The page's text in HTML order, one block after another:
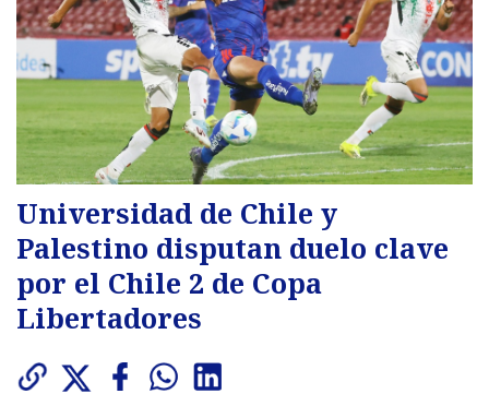
Universidad de Chile y
Palestino disputan duelo clave
por el Chile 2 de Copa
Libertadores